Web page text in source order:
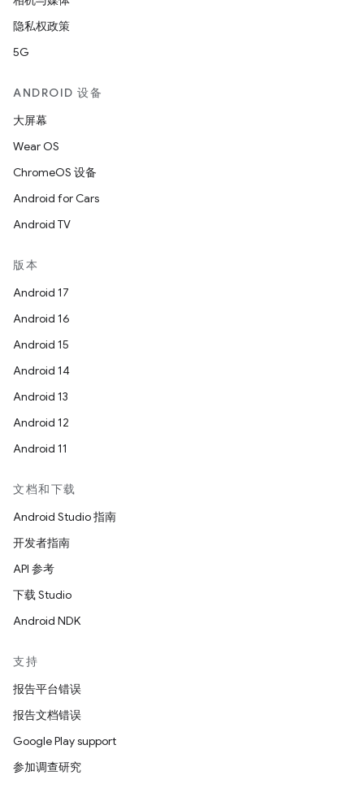
隐私权政策
5G
ANDROID 设备
大屏幕
Wear OS
ChromeOS 设备
Android for Cars
Android TV
版本
Android 17
Android 16
Android 15
Android 14
Android 13
Android 12
Android 11
文档和下载
Android Studio 指南
开发者指南
API 参考
下载 Studio
Android NDK
支持
报告平台错误
报告文档错误
Google Play support
参加调查研究